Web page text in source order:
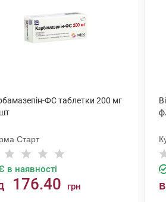
ФС таблетки 200 мг
Старт
в наявності
176.40 грн